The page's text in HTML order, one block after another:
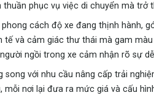
thuần phục vụ việc di chuyển mà trở
cách độ xe đang thịnh hành,
tế và cảm giác thư thái mà gam
ngồi trong xe cảm nhận rõ sự
song với nhu cầu nâng cấp trải
mỗi nơi lại đưa ra mức giá và cấu